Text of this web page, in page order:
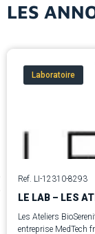
LES
Laboratoire
Ref. LI-12310-8293
LE LAB – LES
Les Ateliers
entreprise MedTech